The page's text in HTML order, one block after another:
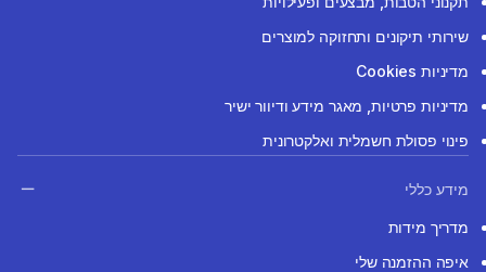
שירותי תיקונים ותחזוקה למוצרים
מדיניות Cookies
מדיניות פרטיות, מאגר מידע ודיוור ישיר
פינוי פסולת חשמלית ואלקטרונית
מידע כללי
מדריך מידות
איפה ההזמנה שלי